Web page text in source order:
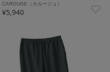
CAROUGE（カルージュ）
¥5,940